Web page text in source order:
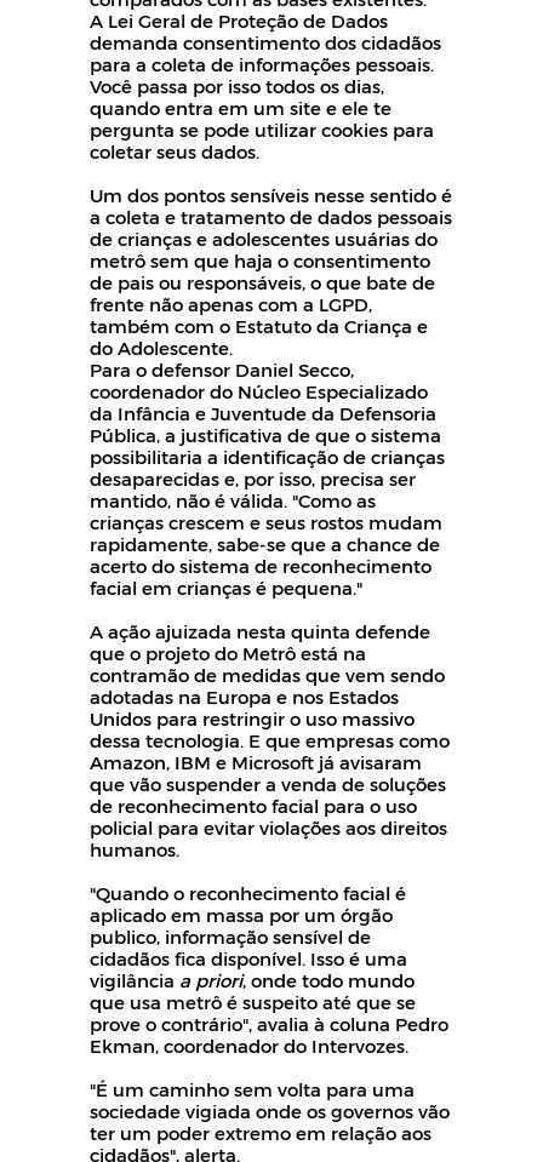
A Lei Geral de Proteção de Dados
demanda consentimento dos cidadãos
para a coleta de informações pessoais.
Você passa por isso todos os dias,
quando entra em um site e ele te
pergunta se pode utilizar cookies para
coletar seus dados.
Um dos pontos sensíveis nesse sentido é
a coleta e tratamento de dados pessoais
de crianças e adolescentes usuárias do
metrô sem que haja o consentimento
de pais ou responsáveis, o que bate de
frente não apenas com a LGPD,
também com o Estatuto da Criança e
do Adolescente.
Para o defensor Daniel Secco,
coordenador do Núcleo Especializado
da Infância e Juventude da Defensoria
Pública, a justificativa de que o sistema
possibilitaria a identificação de crianças
desaparecidas e, por isso, precisa ser
mantido, não é válida. "Como as
crianças crescem e seus rostos mudam
rapidamente, sabe-se que a chance de
acerto do sistema de reconhecimento
facial em crianças é pequena."
A ação ajuizada nesta quinta defende
que o projeto do Metrô está na
contramão de medidas que vem sendo
adotadas na Europa e nos Estados
Unidos para restringir o uso massivo
dessa tecnologia. E que empresas como
Amazon, IBM e Microsoft já avisaram
que vão suspender a venda de soluções
de reconhecimento facial para o uso
policial para evitar violações aos direitos
humanos.
"Quando o reconhecimento facial é
aplicado em massa por um órgão
publico, informação sensível de
cidadãos fica disponível. Isso é uma
vigilância a priori, onde todo mundo
que usa metrô é suspeito até que se
prove o contrário", avalia à coluna Pedro
Ekman, coordenador do Intervozes.
"É um caminho sem volta para uma
sociedade vigiada onde os governos vão
ter um poder extremo em relação aos
cidadãos", alerta.